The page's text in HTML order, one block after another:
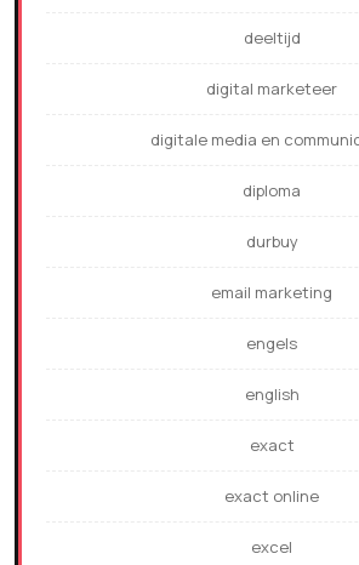
deeltijd
digital marketeer
digitale media en
diploma
durbuy
email marketing
engels
english
exact
exact online
excel